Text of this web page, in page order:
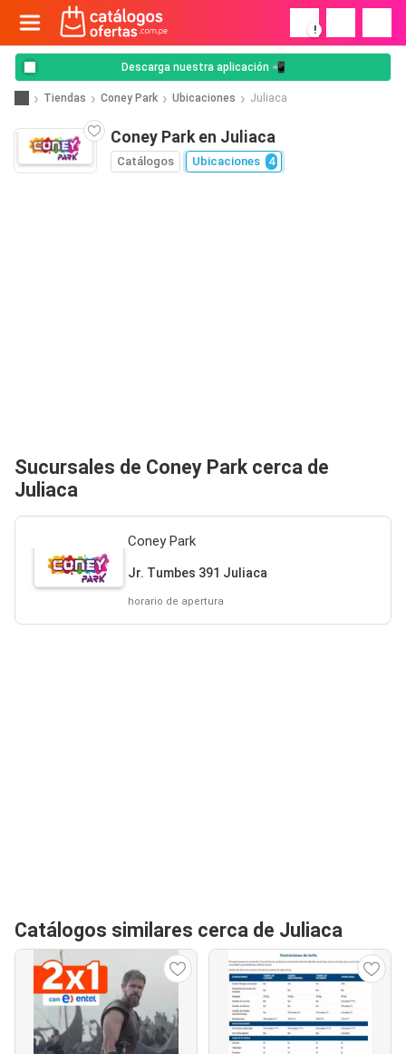
!
Descarga nuestra aplicación 📲
Tiendas Coney Park Ubicaciones Juliaca
Coney Park en Juliaca
Catálogos Ubicaciones 4
Sucursales de Coney Park cerca de
Juliaca
Coney Park
Jr. Tumbes 391 Juliaca
horario de apertura
Catálogos similares cerca de Juliaca